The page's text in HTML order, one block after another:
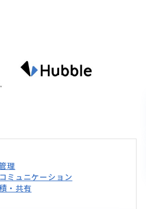
理
ミュニケーション
・共有